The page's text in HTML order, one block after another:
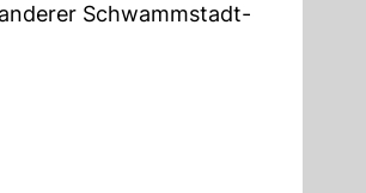
Schwammstadt-